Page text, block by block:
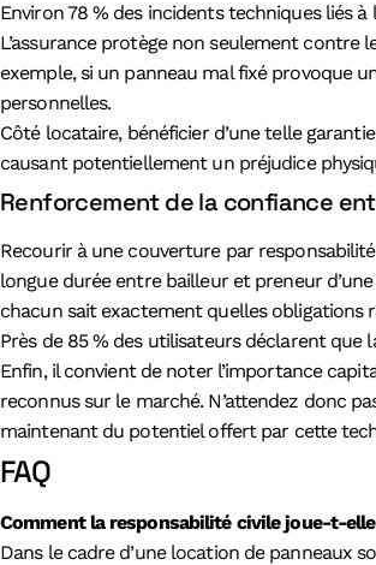
Environ 78 % des incidents techniques liés
L’assurance protège non seulement
exemple, si un panneau mal fixé provoque
personnelles.
Côté locataire, bénéficier d’une telle
causant potentiellement un préjudice
Renforcement de la confiance
Recourir à une couverture par
longue durée entre bailleur et preneur
chacun sait exactement quelles obligations
Près de 85 % des utilisateurs déclarent
Enfin, il convient de noter l’importance
reconnus sur le marché. N’attendez donc
maintenant du potentiel offert par cette
FAQ
Comment la responsabilité civile joue-t-
Dans le cadre d’une location de panneaux